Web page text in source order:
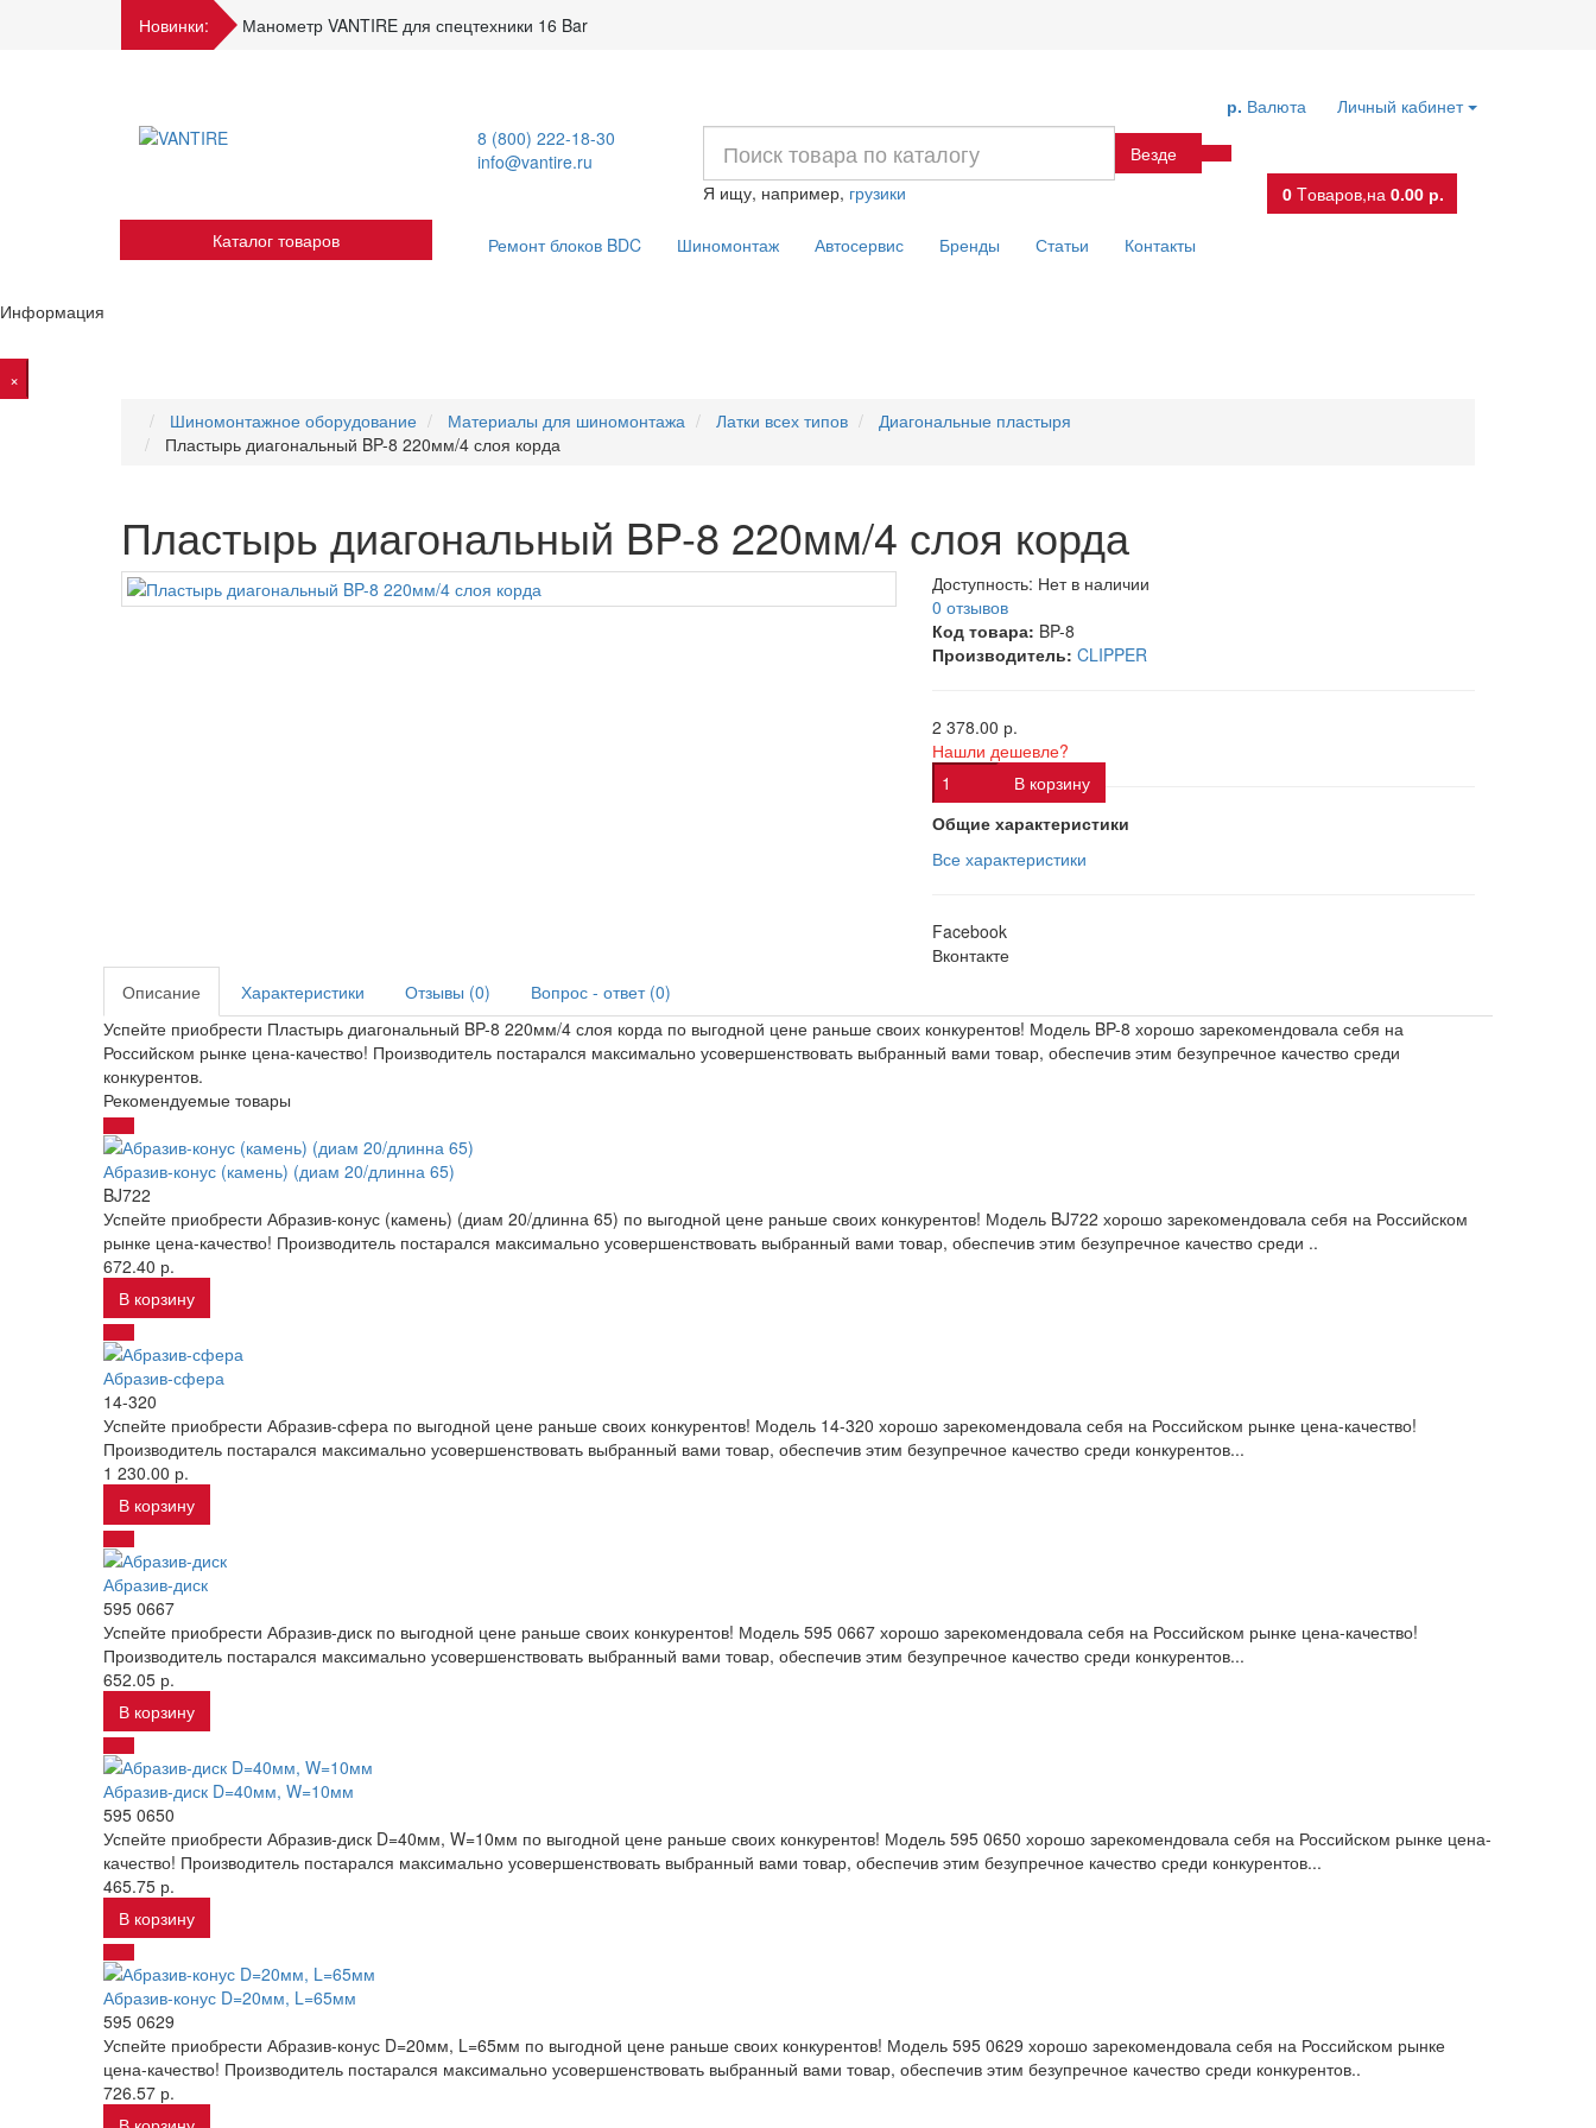
Новинки: Манометр VANTIRE для спецтехники 16 Bar
Личный кабинет
р. Валюта
8 (800) 222-18-30
info@vantire.ru
Везде
Я ищу, например, грузики 0 Tоваров,на 0.00 р.
Каталог товаров
Ремонт блоков BDC Шиномонтаж Автосервис Бренды Статьи Контакты
Информация
×
Шиномонтажное оборудование
Материалы для шиномонтажа Латки всех типов
Диагональные пластыря
Пластырь диагональный BP-8 220мм/4 слоя корда
Пластырь диагональный BP-8 220мм/4 слоя корда
Доступность: Нет в наличии
0 отзывов
Код товара: BP-8
Производитель: CLIPPER
2 378.00 р.
Нашли дешевле?
В корзину
Общие характеристики
Все характеристики
Facebook
Вконтакте
Описание
Характеристики Отзывы (0)
Вопрос - ответ (0)
Успейте приобрести Пластырь диагональный BP-8 220мм/4 слоя корда по выгодной цене раньше своих конкурентов! Модель BP-8 хорошо зарекомендовала себя на
Российском рынке цена-качество! Производитель постарался максимально усовершенствовать выбранный вами товар, обеспечив этим безупречное качество среди
конкурентов.
Рекомендуемые товары
Абразив-конус (камень) (диам 20/длинна 65)
BJ722
Успейте приобрести Абразив-конус (камень) (диам 20/длинна 65) по выгодной цене раньше своих конкурентов! Модель BJ722 хорошо зарекомендовала себя на Российском
рынке цена-качество! Производитель постарался максимально усовершенствовать выбранный вами товар, обеспечив этим безупречное качество среди ..
672.40 р.
В корзину
Абразив-сфера
14-320
Успейте приобрести Абразив-сфера по выгодной цене раньше своих конкурентов! Модель 14-320 хорошо зарекомендовала себя на Российском рынке цена-качество!
Производитель постарался максимально усовершенствовать выбранный вами товар, обеспечив этим безупречное качество среди конкурентов...
1 230.00 р.
В корзину
Абразив-диск
595 0667
Успейте приобрести Абразив-диск по выгодной цене раньше своих конкурентов! Модель 595 0667 хорошо зарекомендовала себя на Российском рынке цена-качество!
Производитель постарался максимально усовершенствовать выбранный вами товар, обеспечив этим безупречное качество среди конкурентов...
652.05 р.
В корзину
Абразив-диск D=40мм, W=10мм
595 0650
Успейте приобрести Абразив-диск D=40мм, W=10мм по выгодной цене раньше своих конкурентов! Модель 595 0650 хорошо зарекомендовала себя на Российском рынке цена-
качество! Производитель постарался максимально усовершенствовать выбранный вами товар, обеспечив этим безупречное качество среди конкурентов...
465.75 р.
В корзину
Абразив-конус D=20мм, L=65мм
595 0629
Успейте приобрести Абразив-конус D=20мм, L=65мм по выгодной цене раньше своих конкурентов! Модель 595 0629 хорошо зарекомендовала себя на Российском рынке
цена-качество! Производитель постарался максимально усовершенствовать выбранный вами товар, обеспечив этим безупречное качество среди конкурентов..
726.57 р.